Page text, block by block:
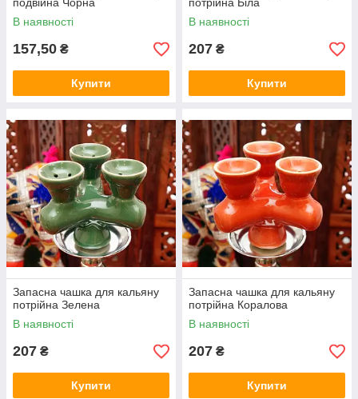
В наявності
157,50 ₴
Купити
В наявності
207 ₴
Купити
Запасна чашка для кальяну
потрійна Зелена
В наявності
207 ₴
Купити
Запасна чашка для кальяну
потрійна Коралова
В наявності
207 ₴
Купити